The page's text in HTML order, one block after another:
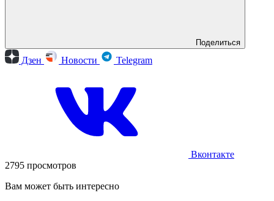
Поделиться
Дзен Новости Telegram
Вконтакте
2795 просмотров
Вам может быть интересно